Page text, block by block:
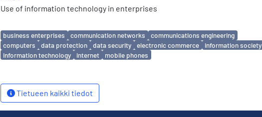
Use of information technology in enterprises
Avainsanat
business enterprises communication networks
communications engineering
computers
data protection data security electronic commerce
information society
information technology
internet mobile phones
Tietueen kaikki tiedot